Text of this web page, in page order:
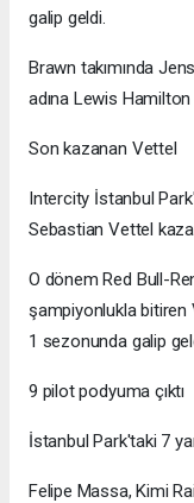
galip geldi.
Brawn takımında
adına Lewis Hamilton
Son kazanan Vettel
Intercity İstanbul
Sebastian Vettel
O dönem Red Bull-
şampiyonlukla bitiren
1 sezonunda galip
9 pilot podyuma çıktı
İstanbul Park'taki 7
Felipe Massa, Kimi